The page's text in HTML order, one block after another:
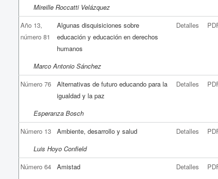
Mireille Roccatti Velázquez
Año 13,
número 81
Algunas disquisiciones sobre
educación y educación en derechos
humanos
Detalles
Marco Antonio Sánchez
Número 76
Alternativas de futuro educando para la
igualdad y la paz
Detalles
Esperanza Bosch
Número 13
Ambiente, desarrollo y salud Detalles
Luis Hoyo Confield
Número 64
Amistad Detalles